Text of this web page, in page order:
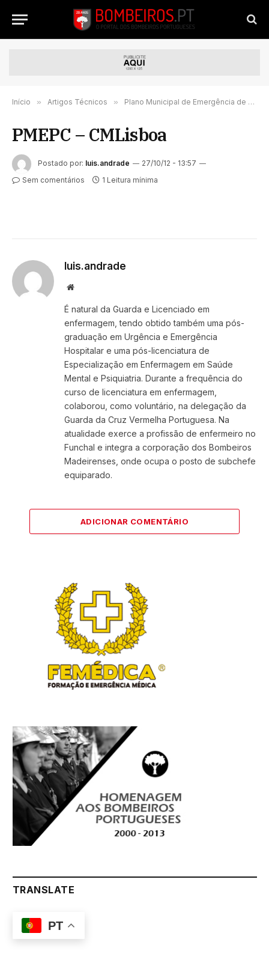
Início » Artigos Técnicos » Plano Municipal de Emergência de Lisboa
PMEPC – CMLisboa
Postado por: luis.andrade
27/10/12 - 13:57
Sem comentários
1 Leitura mínima
luis.andrade
Website
É natural da Guarda e Licenciado em
enfermagem, tendo obtido também uma pós-
graduação em Urgência e Emergência
Hospitalar e uma pós-licenciatura de
Especialização em Enfermagem em Saúde
Mental e Psiquiatria. Durante a frequência do
curso de licenciatura em enfermagem,
colaborou, como voluntário, na delegação da
Guarda da Cruz Vermelha Portuguesa. Na
atualidade exerce a profissão de enfermeiro no
Funchal e integra a corporação dos Bombeiros
Madeirenses, onde ocupa o posto de subchefe
equiparado.
ADICIONAR COMENTÁRIO
TRANSLATE
PT